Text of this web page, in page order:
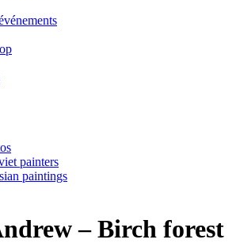
painters
paintings
– Birch forest